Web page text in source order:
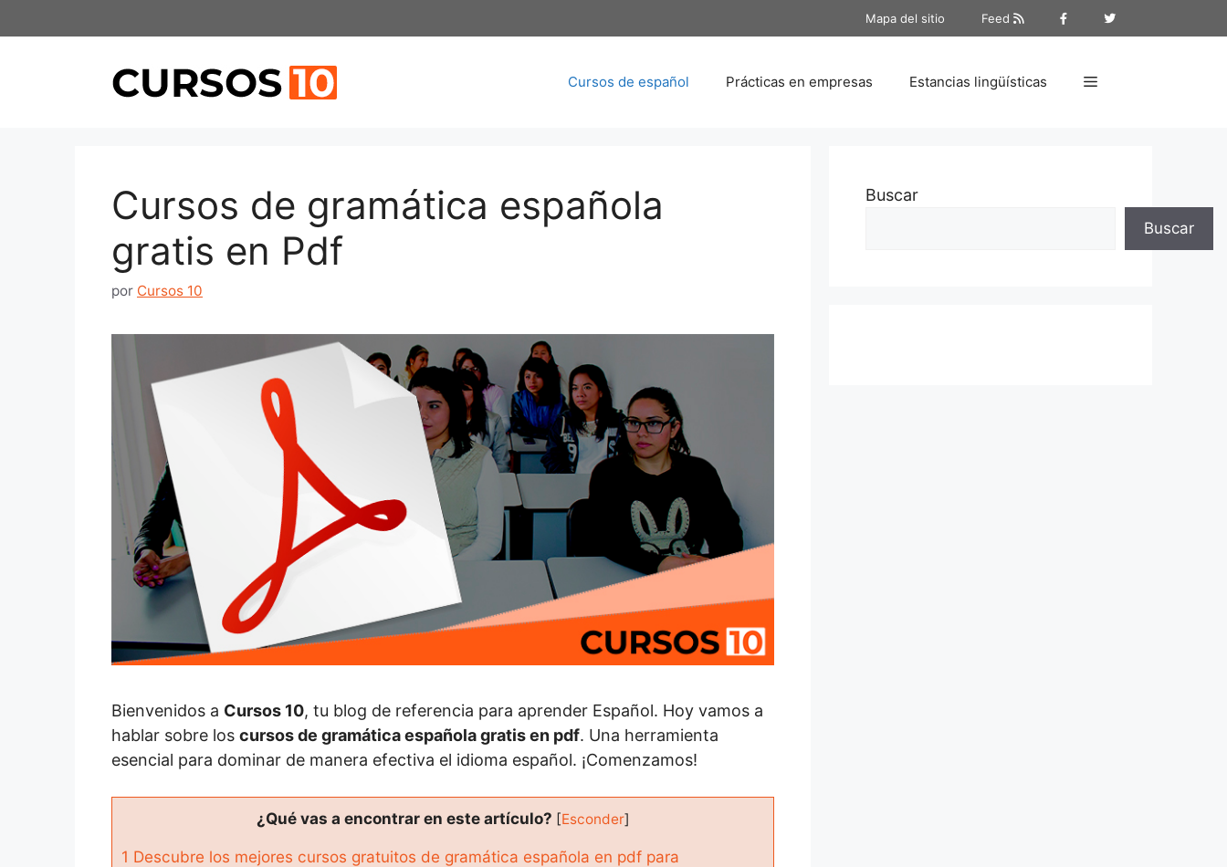
al
Mapa del sitio Feed
Cursos de español Prácticas en empresas Estancias lingüísticas
Cursos de gramática española
gratis en Pdf
por Cursos 10
Bienvenidos a Cursos 10, tu blog de referencia para aprender Español. Hoy vamos a
hablar sobre los cursos de gramática española gratis en pdf. Una herramienta
esencial para dominar de manera efectiva el idioma español. ¡Comenzamos!
¿Qué vas a encontrar en este artículo? [Esconder]
1 Descubre los mejores cursos gratuitos de gramática española en pdf para
Buscar
Buscar